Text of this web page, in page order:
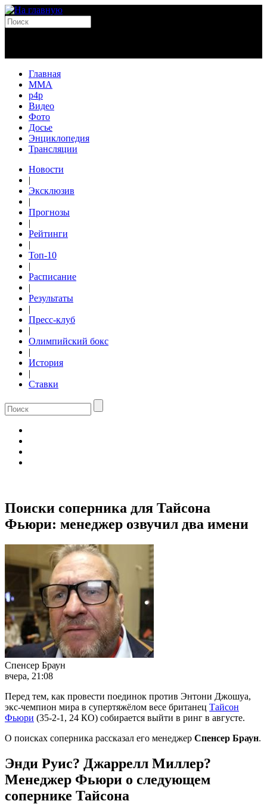
Главная
MMA
p4p
Видео
Фото
Досье
Энциклопедия
Трансляции
Новости
|
Эксклюзив
|
Прогнозы
|
Рейтинги
|
Топ-10
|
Расписание
|
Результаты
|
Пресс-клуб
|
Олимпийский бокс
|
История
|
Ставки
Поиски соперника для Тайсона
Фьюри: менеджер озвучил два имени
Спенсер Браун
вчера, 21:08
Перед тем, как провести поединок против Энтони Джошуа,
экс-чемпион мира в супертяжёлом весе британец Тайсон
Фьюри (35-2-1, 24 КО) собирается выйти в ринг в августе.
О поисках соперника рассказал его менеджер Спенсер Браун.
Энди Руис? Джаррелл Миллер?
Менеджер Фьюри о следующем
сопернике Тайсона